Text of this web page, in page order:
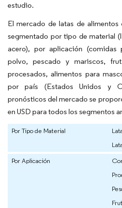
estudio.
El mercado de latas de
segmentado por tipo de material
acero), por aplicación (comidas
polvo, pescado y mariscos,
procesados, alimentos para
por país (Estados Unidos y
pronósticos del mercado se
en USD para todos los segmentos
Por Tipo de Material
Por Aplicación